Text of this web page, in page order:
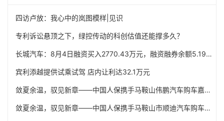
四访卢放：我心中的岚图模样|见识
专利诉讼悬顶之下，绿控传动的科创估值还能撑多久？
长城汽车：8月4日融资买入2770.43万元，融资融券余额5.19亿元
宾利添越提供试乘试驾 店内让利达32.1万元
敛夏余温，驭见新章——中国人保携手马鞍山伟鹏汽车购车嘉年华
敛夏余温，驭见新章——中国人保携手马鞍山市顺迪汽车购车嘉年华